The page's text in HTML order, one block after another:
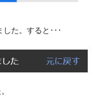
た。すると･･･